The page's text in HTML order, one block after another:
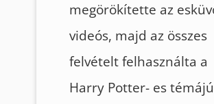
megörökítette az
videós, majd az összes
felvételt felhasználta a
Harry Potter- es témájú